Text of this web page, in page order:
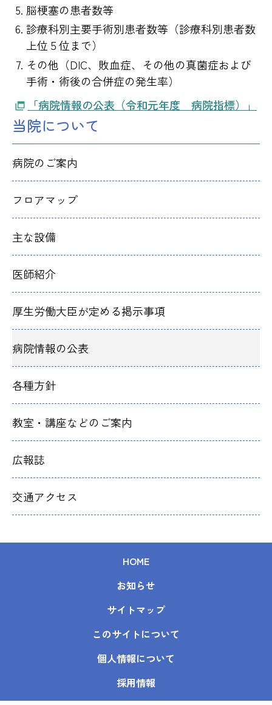
脳梗塞の患者数等
診療科別主要手術別患者数等（診療科別患者数
上位５位まで）
その他（DIC、敗血症、その他の真菌症および
手術・術後の合併症の発生率）
「病院情報の公表（令和元年度 病院指標）」
当院について
病院のご案内
フロアマップ
主な設備
医師紹介
厚生労働大臣が定める掲示事項
病院情報の公表
各種方針
教室・講座などのご案内
広報誌
交通アクセス
HOME
お知らせ
サイトマップ
このサイトについて
個人情報について
採用情報